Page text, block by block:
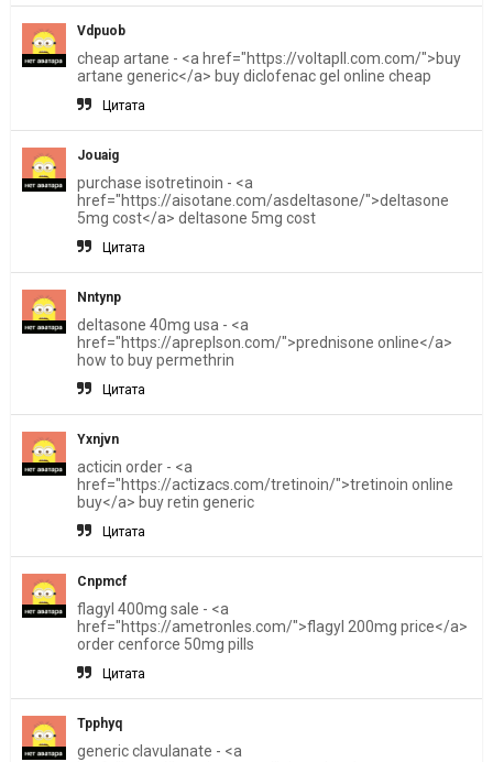
Vdpuob
cheap artane - <a href="https://voltapll.com.com/">buy
artane generic</a> buy diclofenac gel online cheap
Цитата
Jouaig
purchase isotretinoin - <a
href="https://aisotane.com/asdeltasone/">deltasone
5mg cost</a> deltasone 5mg cost
Цитата
Nntynp
deltasone 40mg usa - <a
href="https://apreplson.com/">prednisone online</a>
how to buy permethrin
Цитата
Yxnjvn
acticin order - <a
href="https://actizacs.com/tretinoin/">tretinoin online
buy</a> buy retin generic
Цитата
Cnpmcf
flagyl 400mg sale - <a
href="https://ametronles.com/">flagyl 200mg price</a>
order cenforce 50mg pills
Цитата
Tpphyq
generic clavulanate - <a